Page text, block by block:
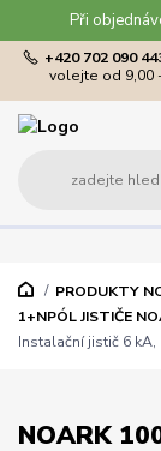
Při
+420 702 090
volejte od 9,00
PRODUKTY
1+NPÓL JISTIČE
Instalační jistič 6
NOARK